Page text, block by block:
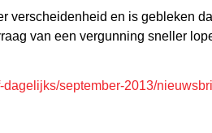
verscheidenheid en is gebleken
van een vergunning sneller
september-2013/